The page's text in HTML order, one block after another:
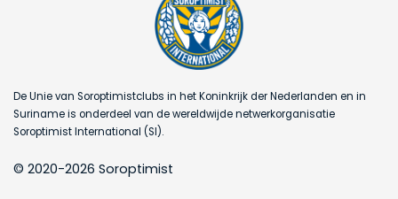
De Unie van Soroptimistclubs in het Koninkrijk der Nederlanden en in
Suriname is onderdeel van de wereldwijde netwerkorganisatie
Soroptimist International (SI).
© 2020-2026 Soroptimist